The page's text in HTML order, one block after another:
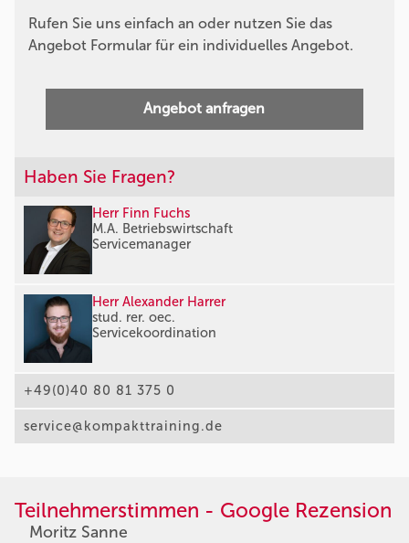
Rufen Sie uns einfach an oder nutzen Sie das
Angebot Formular für ein individuelles Angebot.
Angebot anfragen
Haben Sie Fragen?
Herr Finn Fuchs
M.A. Betriebswirtschaft
Servicemanager
Herr Alexander Harrer
stud. rer. oec.
Servicekoordination
+49(0)40 80 81 375 0
service@kompakttraining.de
Teilnehmerstimmen - Google Rezension
Moritz Sanne